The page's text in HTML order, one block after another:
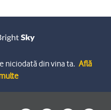
niciodată din vina ta. Află